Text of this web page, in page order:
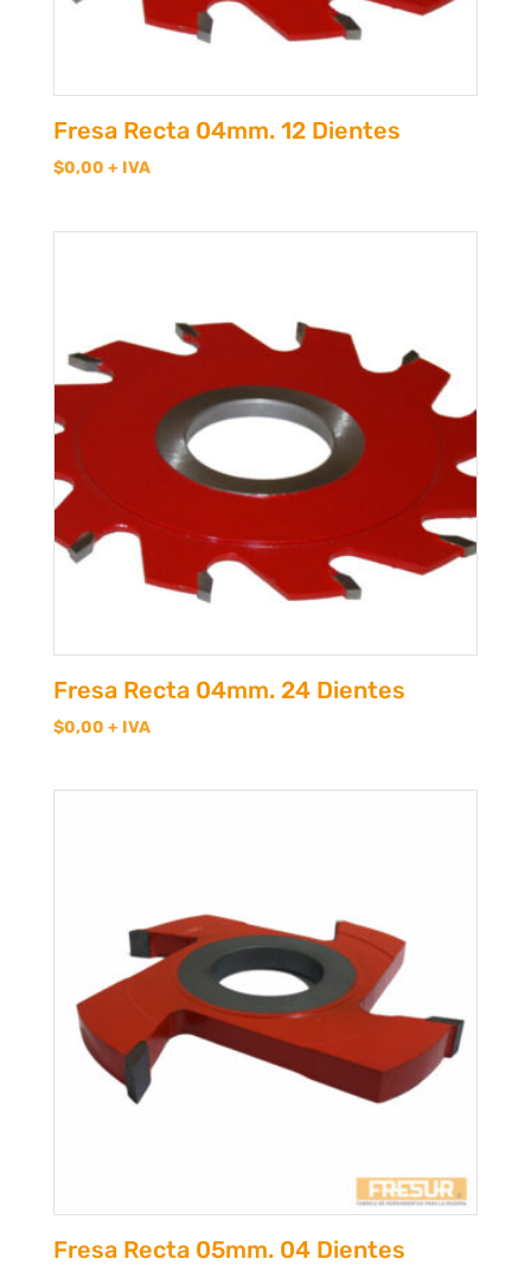
Fresa Recta 04mm. 12 Dientes
$0,00 + IVA
Fresa Recta 04mm. 24 Dientes
$0,00 + IVA
Fresa Recta 05mm. 04 Dientes